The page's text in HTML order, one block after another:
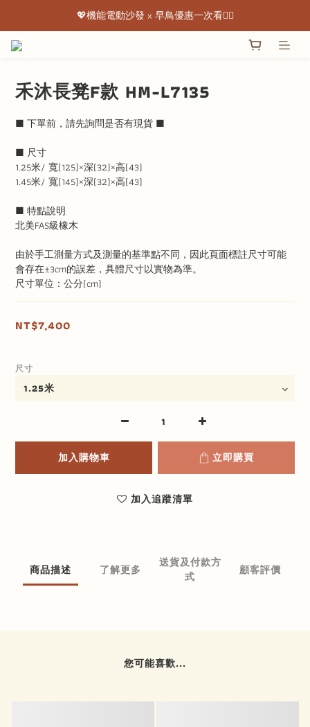
💖機能電動沙發 x 早鳥優惠一次看👇🏻
💖機能電動沙發 x 早鳥優惠一次看👇🏻
禾沐長凳F款 HM-L7135
■ 下單前，請先詢問是否有現貨 ■
■ 尺寸
1.25米/ 寬(125)×深(32)×高(43)
1.45米/ 寬(145)×深(32)×高(43)
■ 特點說明
北美FAS級橡木
由於手工測量方式及測量的基準點不同，因此頁面標註尺寸可能
會存在±3cm的誤差，具體尺寸以實物為準。
尺寸單位：公分(cm)
NT$7,400
尺寸
加入購物車 立即購買
加入追蹤清單
商品描述 了解更多
送貨及付款方
式
顧客評價
您可能喜歡...